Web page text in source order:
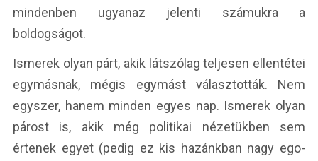
mindenben ugyanaz jelenti számukra a
boldogságot.
Ismerek olyan párt, akik látszólag teljesen ellentétei
egymásnak, mégis egymást választották. Nem
egyszer, hanem minden egyes nap. Ismerek olyan
párost is, akik még politikai nézetükben sem
értenek egyet (pedig ez kis hazánkban nagy ego-